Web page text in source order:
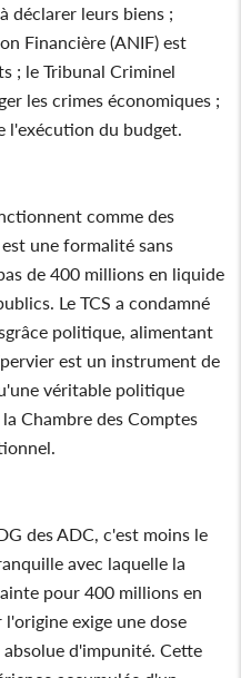
déclarer leurs biens ;
Financière (ANIF) est
; le Tribunal Criminel
les crimes économiques ;
l'exécution du budget.
comme des
une formalité sans
de 400 millions en liquide
Le TCS a condamné
politique, alimentant
est un instrument de
véritable politique
Chambre des Comptes
des ADC, c'est moins le
avec laquelle la
pour 400 millions en
exige une dose
d'impunité. Cette